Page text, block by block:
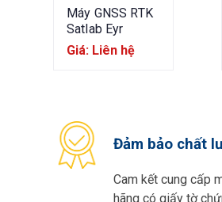
Máy GNSS RTK
Satlab Eyr
Giá: Liên hệ
Đảm bảo chất
Cam kết cung cấp
hãng có giấy tờ